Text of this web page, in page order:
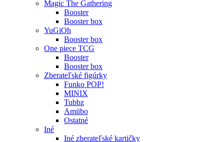
Magic The Gathering
Booster
Booster box
YuGiOh
Booster box
One piece TCG
Booster
Booster box
Zberateľské figúrky
Funko POP!
MINIX
Tubbz
Amiibo
Ostatné
Iné
Iné zberateľské kartičky